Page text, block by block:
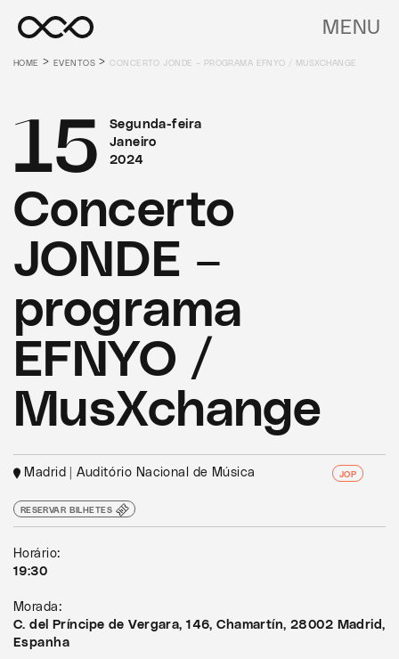
MENU
HOME >EVENTOS >CONCERTO JONDE – PROGRAMA EFNYO / MUSXCHANGE
Segunda-feira
Janeiro
2024
15
Concerto
JONDE –
programa
EFNYO /
MusXchange
Madrid | Auditório Nacional de Música JOP
RESERVAR BILHETES
Horário:
19:30
Morada:
C. del Príncipe de Vergara, 146, Chamartín, 28002 Madrid,
Espanha